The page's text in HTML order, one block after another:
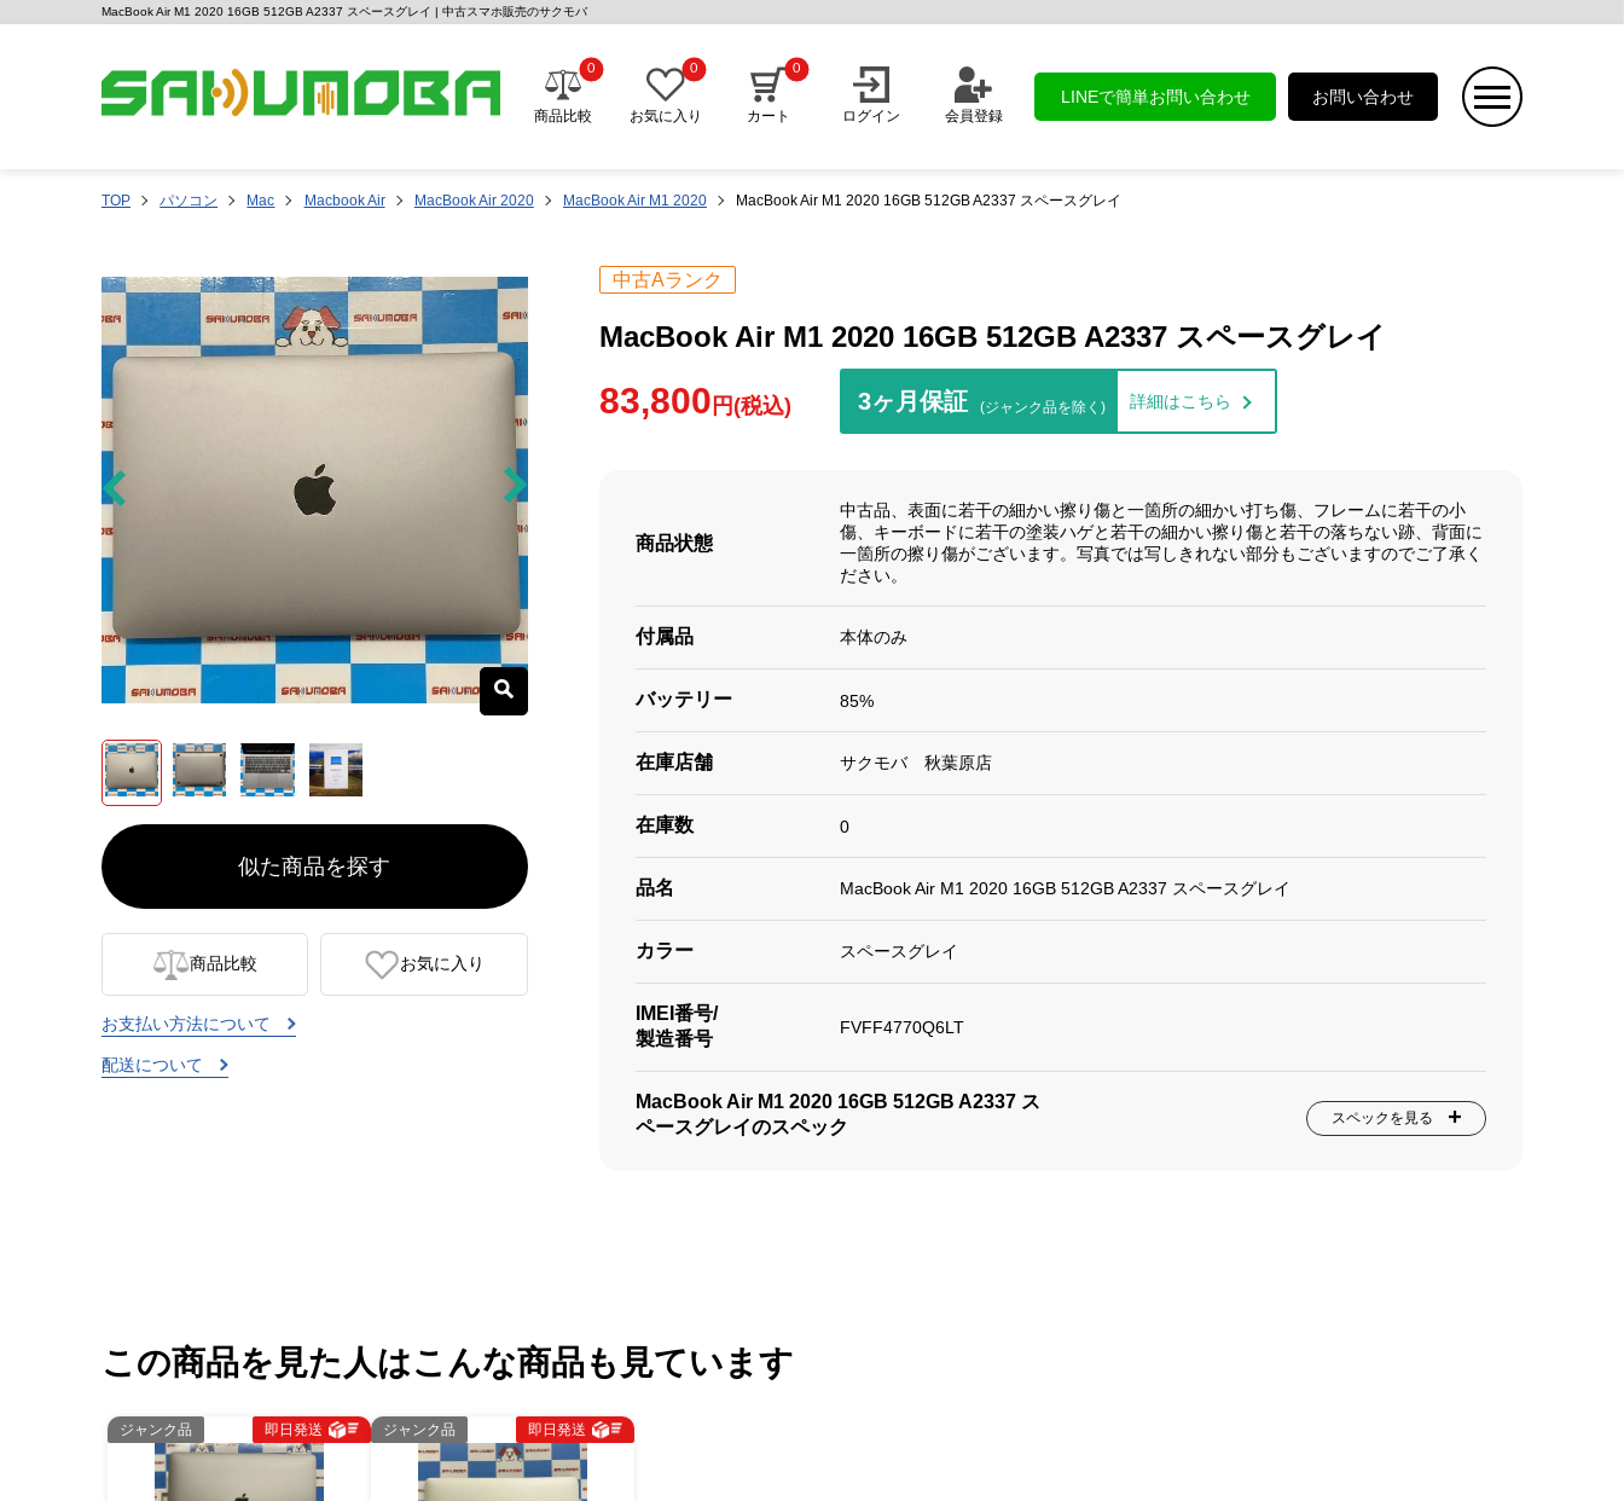
MacBook Air M1 2020 16GB 512GB A2337 スペースグレイ | 中古スマホ販売のサクモバ
商品比較
0
お気に入り
0
カート
0
ログイン 会員登録
LINEで簡単お問い合わせ お問い合わせ
TOP パソコン Mac Macbook Air MacBook Air 2020 MacBook Air M1 2020 MacBook Air M1 2020 16GB 512GB A2337 スペースグレイ
似た商品を探す
商品比較 お気に入り
お支払い方法について
配送について
中古Aランク
MacBook Air M1 2020 16GB 512GB A2337 スペースグレイ
83,800 円(税込) 3ヶ月保証 (ジャンク品を除く) 詳細はこちら
商品状態
中古品、表面に若干の細かい擦り傷と一箇所の細かい打ち傷、フレームに若干の小
傷、キーボードに若干の塗装ハゲと若干の細かい擦り傷と若干の落ちない跡、背面に
一箇所の擦り傷がございます。写真では写しきれない部分もございますのでご了承く
ださい。
付属品 本体のみ
バッテリー 85%
在庫店舗 サクモバ 秋葉原店
在庫数 0
品名 MacBook Air M1 2020 16GB 512GB A2337 スペースグレイ
カラー スペースグレイ
IMEI番号/
製造番号
FVFF4770Q6LT
MacBook Air M1 2020 16GB 512GB A2337 ス
ペースグレイのスペック
スペックを見る
この商品を見た人はこんな商品も見ています
ジャンク品 即日発送 ジャンク品 即日発送